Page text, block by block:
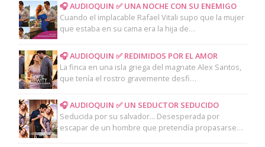
🎧 AUDIOQUIN ✅ UNA NOCHE CON SU ENEMIGO
Cuando el implacable Rafael Vitali supo que la mujer
que estaba en su cama era la hija de…
🎧 AUDIOQUIN ✅ REDIMIDOS POR EL AMOR
La finca en una isla griega del magnate Alex Santos,
que tenía el rostro gravemente desfi…
🎧 AUDIOQUIN ✅ UN SEDUCTOR SEDUCIDO
Seducida por su salvador... Desesperada por
escapar de un hombre que pretendía propasarse…